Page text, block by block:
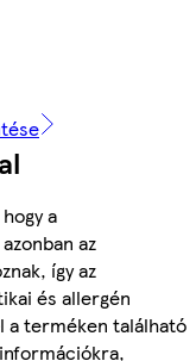
a
az
így az
és allergén
a terméken található